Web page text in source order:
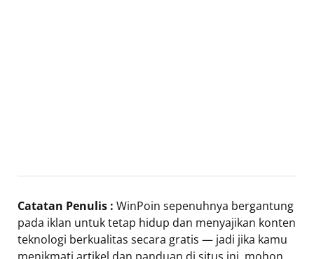
Catatan Penulis : WinPoin sepenuhnya bergantung
pada iklan untuk tetap hidup dan menyajikan konten
teknologi berkualitas secara gratis — jadi jika kamu